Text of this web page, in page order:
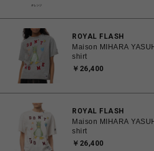
ROYAL FLASH
Maison MIHARA
shirt
￥26,400
ROYAL FLASH
Maison MIHARA
shirt
￥26,400